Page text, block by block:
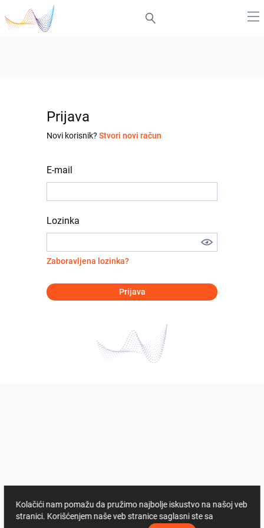
Prijava
Novi korisnik? Stvori novi račun
E-mail
Lozinka
Zaboravljena lozinka?
Prijava
Kolačići nam pomažu da pružimo najbolje iskustvo na našoj veb
stranici. Korišćenjem naše veb stranice saglasni ste sa